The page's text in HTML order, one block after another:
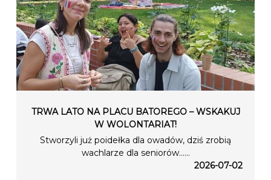
TRWA LATO NA PLACU BATOREGO – WSKAKUJ
W WOLONTARIAT!
Stworzyli już poidełka dla owadów, dziś zrobią
wachlarze dla seniorów…...
2026-07-02